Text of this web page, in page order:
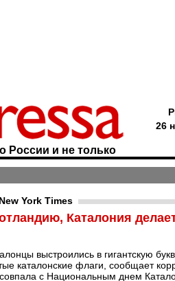
России и не только
26
York Times
Каталония
выстроились в гигантскую
каталонские флаги, сообщает
с Национальным днем